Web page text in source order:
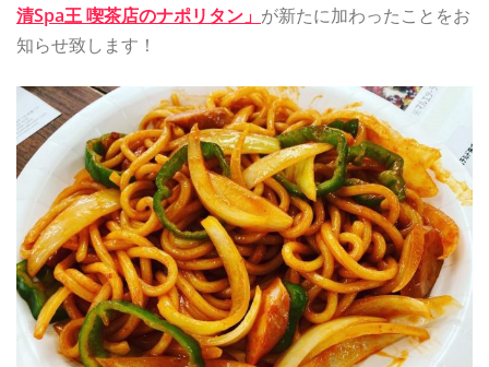
清Spa王 喫茶店のナポリタン」 が新たに加わったことをお
知らせ致します！